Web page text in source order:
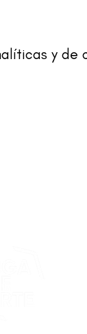
y de